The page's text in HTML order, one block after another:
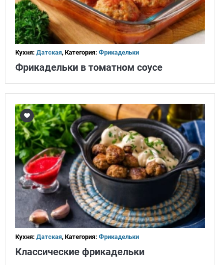
Кухня: Датская, Категория: Фрикадельки
Фрикадельки в томатном соусе
Кухня: Датская, Категория: Фрикадельки
Классические фрикадельки